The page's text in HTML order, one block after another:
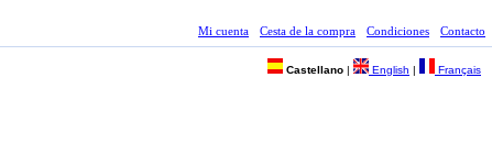
Mi cuenta Cesta de la compra Condiciones Contacto
Castellano | English | Français